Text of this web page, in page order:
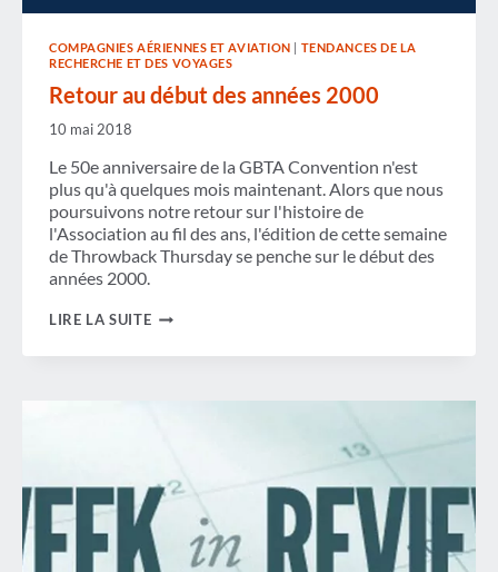
COMPAGNIES AÉRIENNES ET AVIATION | TENDANCES DE LA
RECHERCHE ET DES VOYAGES
Retour au début des années 2000
10 mai 2018
Le 50e anniversaire de la GBTA Convention n'est
plus qu'à quelques mois maintenant. Alors que nous
poursuivons notre retour sur l'histoire de
l'Association au fil des ans, l'édition de cette semaine
de Throwback Thursday se penche sur le début des
années 2000.
LIRE LA SUITERETOUR